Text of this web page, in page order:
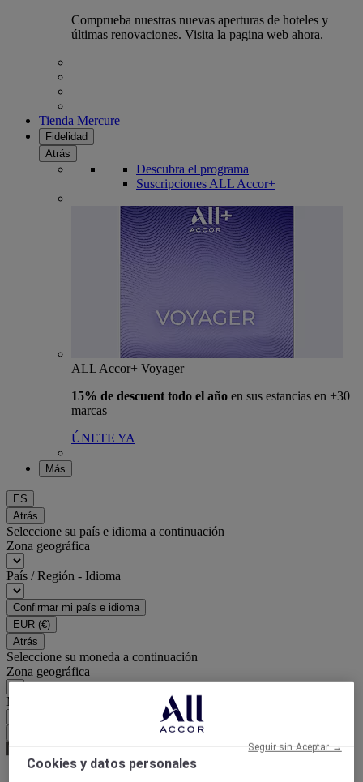
Comprueba nuestras nuevas aperturas de hoteles y
últimas renovaciones. Visita la pagina web ahora.
Tienda Mercure
Fidelidad
Atrás
Descubra el programa
Suscripciones ALL Accor+
ALL Accor+ Voyager
15% de descuent todo el año en sus estancias en +30
marcas
ÚNETE YA
Más
ES
Atrás
Seleccione su país e idioma a continuación
Zona geográfica
País / Región - Idioma
Confirmar mi país e idioma
EUR (€)
Atrás
Seleccione su moneda a continuación
Zona geográfica
Moneda
Cookies y datos personales
Seguir sin Aceptar →